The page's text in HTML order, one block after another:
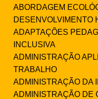
ABORDAGEM
DESENVOLVIMENTO
ADAPTAÇÕES
INCLUSIVA
ADMINISTRAÇÃO
TRABALHO
ADMINISTRAÇÃO DA
ADMINISTRAÇÃO DE